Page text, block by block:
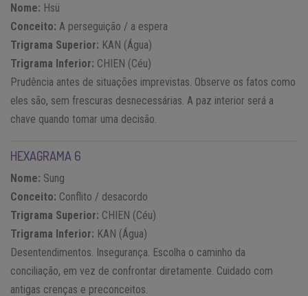
Nome: Hsü
Conceito: A perseguição / a espera
Trigrama Superior: KAN (Água)
Trigrama Inferior: CHIEN (Céu)
Prudência antes de situações imprevistas. Observe os fatos como
eles são, sem frescuras desnecessárias. A paz interior será a
chave quando tomar uma decisão.
HEXAGRAMA 6
Nome: Sung
Conceito: Conflito / desacordo
Trigrama Superior: CHIEN (Céu)
Trigrama Inferior: KAN (Água)
Desentendimentos. Insegurança. Escolha o caminho da
conciliação, em vez de confrontar diretamente. Cuidado com
antigas crenças e preconceitos.